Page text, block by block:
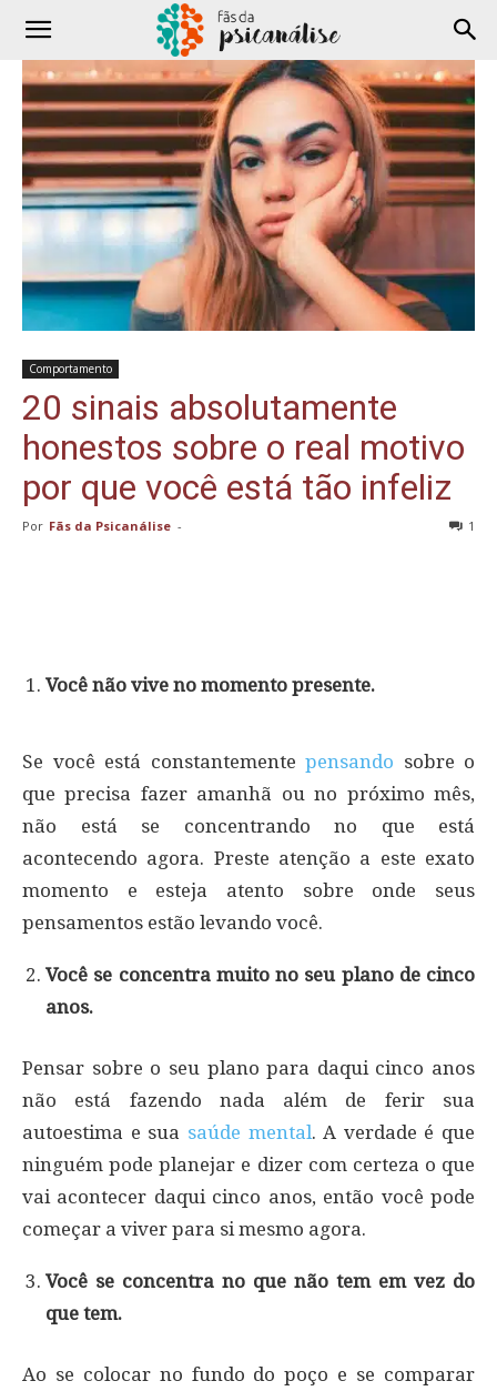
Comportamento
20 sinais absolutamente
honestos sobre o real motivo
por que você está tão infeliz
Por Fãs da Psicanálise - 1
Você não vive no momento presente.
Se você está constantemente pensando sobre o
que precisa fazer amanhã ou no próximo mês,
não está se concentrando no que está
acontecendo agora. Preste atenção a este exato
momento e esteja atento sobre onde seus
pensamentos estão levando você.
Você se concentra muito no seu plano de cinco
anos.
Pensar sobre o seu plano para daqui cinco anos
não está fazendo nada além de ferir sua
autoestima e sua saúde mental. A verdade é que
ninguém pode planejar e dizer com certeza o que
vai acontecer daqui cinco anos, então você pode
começar a viver para si mesmo agora.
Você se concentra no que não tem em vez do
que tem.
Ao se colocar no fundo do poço e se comparar